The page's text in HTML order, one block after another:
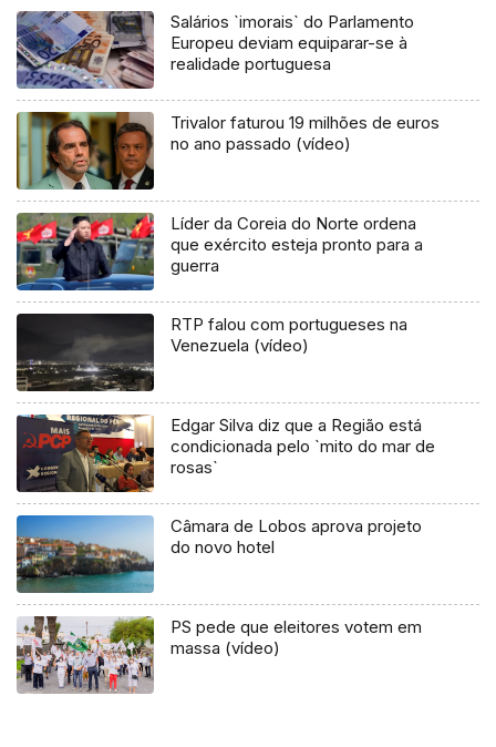
Salários `imorais` do Parlamento
Europeu deviam equiparar-se à
realidade portuguesa
Trivalor faturou 19 milhões de euros
no ano passado (vídeo)
Líder da Coreia do Norte ordena
que exército esteja pronto para a
guerra
RTP falou com portugueses na
Venezuela (vídeo)
Edgar Silva diz que a Região está
condicionada pelo `mito do mar de
rosas`
Câmara de Lobos aprova projeto
do novo hotel
PS pede que eleitores votem em
massa (vídeo)